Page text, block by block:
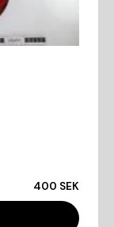
400 SEK